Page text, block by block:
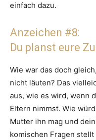
einfach dazu.
Anzeichen #8:
Du planst eure
Wie war das doch
nicht läuten? Das
aus, wie es wird, wenn
Eltern nimmst. Wie
Mutter ihn mag und
komischen Fragen